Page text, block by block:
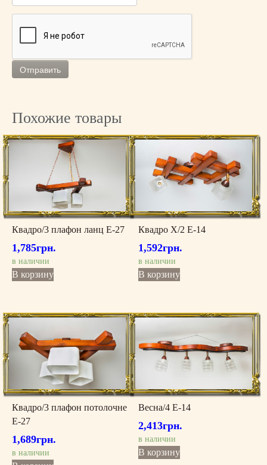
Похожие товары
Квадро/3 плафон ланц Е-27
1,785грн.
в наличии
В корзину
Квадро X/2 Е-14
1,592грн.
в наличии
В корзину
Квадро/3 плафон потолочне
Е-27
1,689грн.
в наличии
Весна/4 Е-14
2,413грн.
в наличии
В корзину